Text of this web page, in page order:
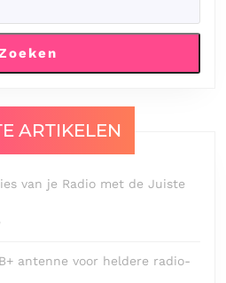
ARTIKELEN
van je Radio met de Juiste
antenne voor heldere radio-